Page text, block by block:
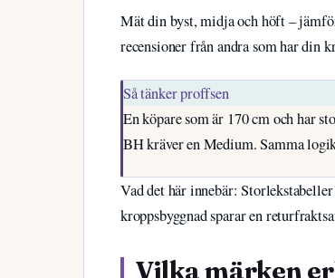
Mät din byst, midja och höft –
recensioner från andra som har din
Så tänker proffsen
En köpare som är 170 cm och har
BH kräver en Medium. Samma
Vad det här innebär:
kroppsbyggnad sparar en
Vilka märken